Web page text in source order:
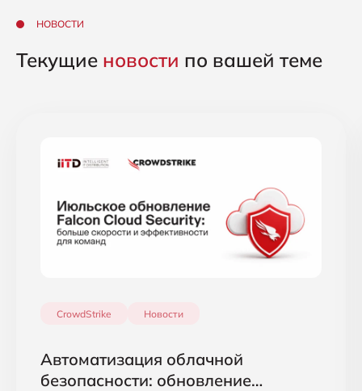
НОВОСТИ
Текущие новости по вашей теме
CrowdStrike Новости
Автоматизация облачной
безопасности: обновление